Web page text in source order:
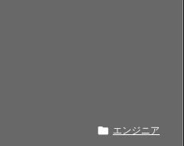
 エンジニア